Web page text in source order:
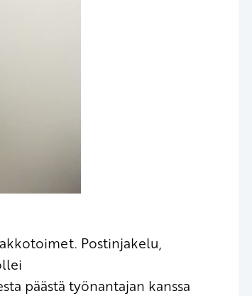
Postinjakelu,
päästä työnantajan kanssa